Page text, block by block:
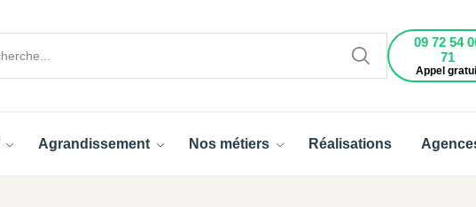
09 72 54
71
Appel
Agrandissement Nos métiers Réalisations